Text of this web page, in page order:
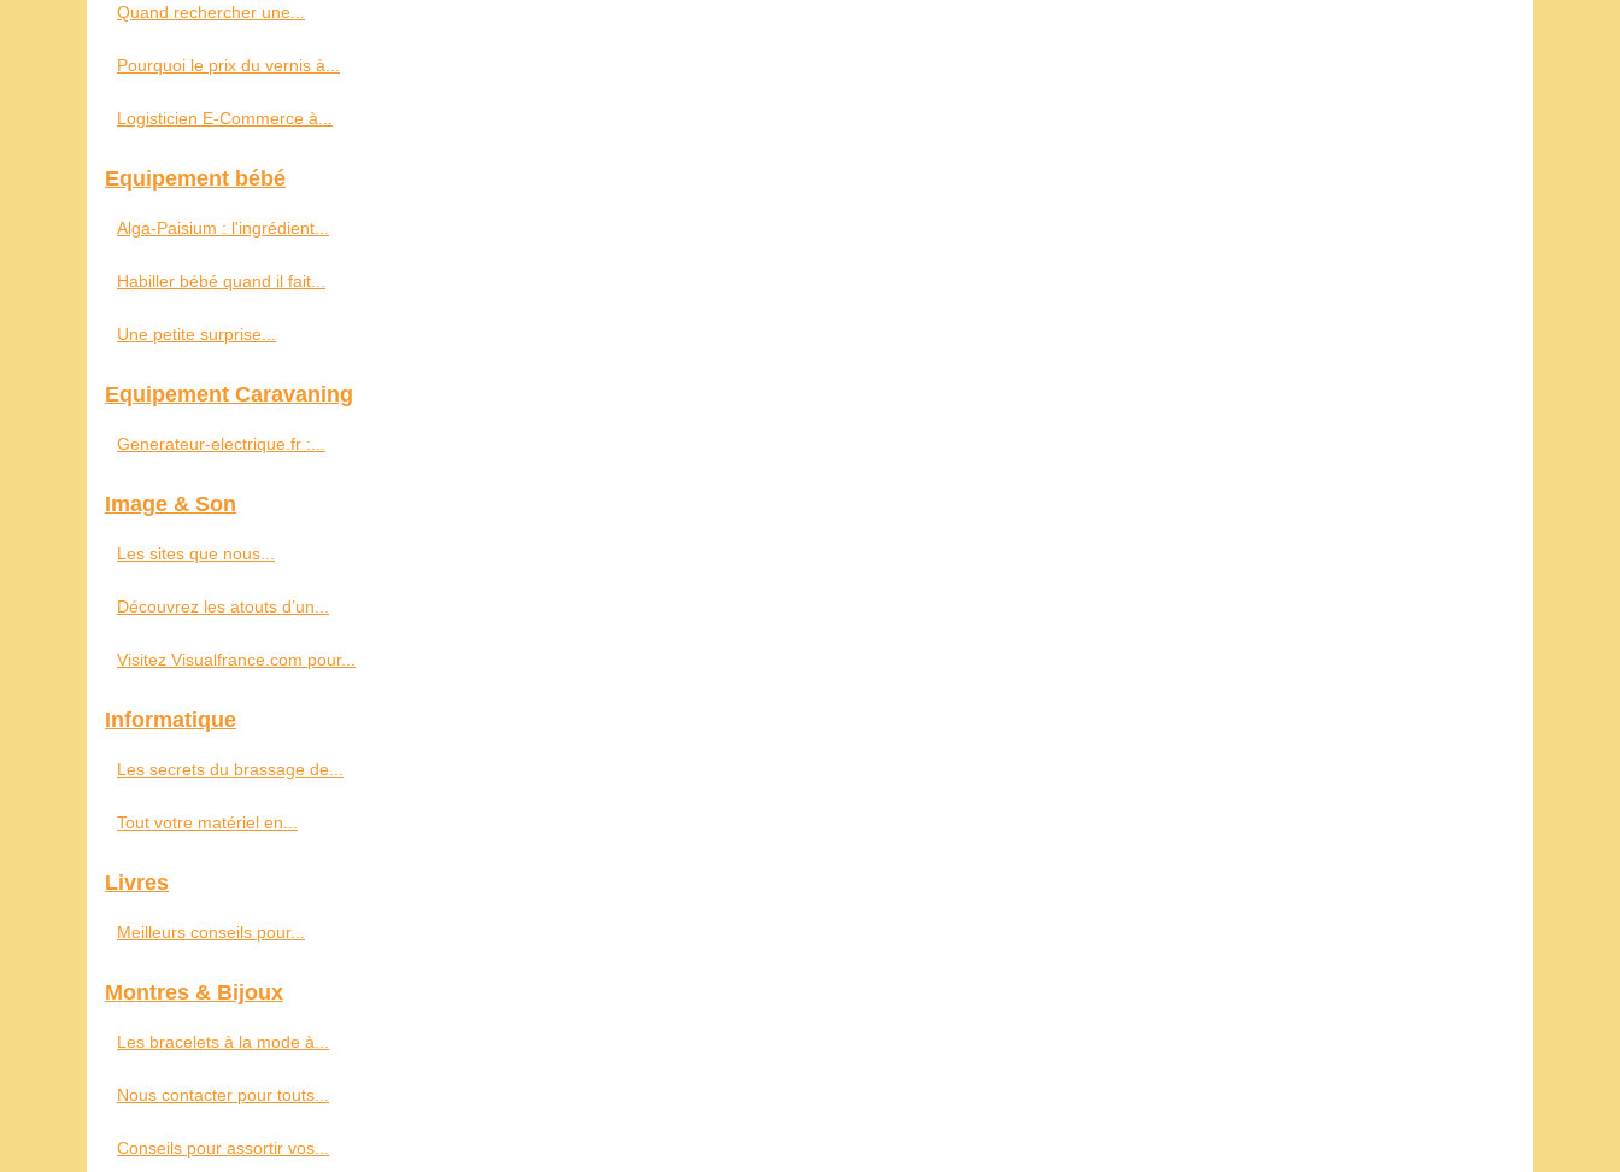
Quand rechercher une...
Pourquoi le prix du vernis à...
Logisticien E-Commerce à...
Equipement bébé
Alga-Paisium : l'ingrédient...
Habiller bébé quand il fait...
Une petite surprise...
Equipement Caravaning
Generateur-electrique.fr :...
Image & Son
Les sites que nous...
Découvrez les atouts d’un...
Visitez Visualfrance.com pour...
Informatique
Les secrets du brassage de...
Tout votre matériel en...
Livres
Meilleurs conseils pour...
Montres & Bijoux
Les bracelets à la mode à...
Nous contacter pour touts...
Conseils pour assortir vos...